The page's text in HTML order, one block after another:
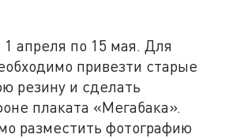
апреля по 15 мая. Для
привезти старые
резину и сделать
плаката «Мегабака».
разместить фотографию